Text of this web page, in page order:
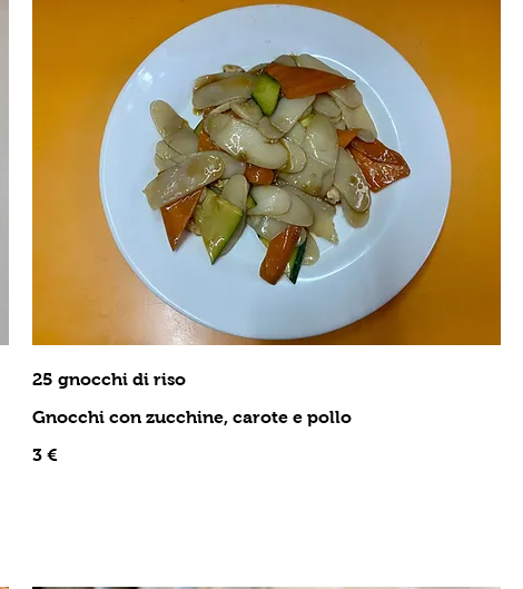
25 gnocchi di riso
Gnocchi con zucchine, carote e pollo
3 €